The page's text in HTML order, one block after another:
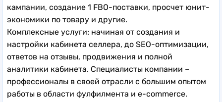
кампании, создание 1 FBO-поставки, просчет юнит-
экономики по товару и другие.
Комплексные услуги: начиная от создания и
настройки кабинета селлера, до SEO-оптимизации,
ответов на отзывы, продвижения и полной
аналитики кабинета. Специалисты компании –
профессионалы в своей отрасли с большим опытом
работы в области фулфилмента и е-commerce.